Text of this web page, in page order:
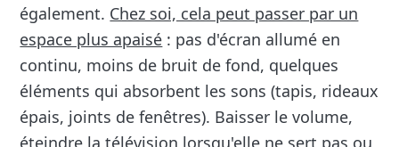
également. Chez soi, cela peut passer par un
espace plus apaisé : pas d'écran allumé en
continu, moins de bruit de fond, quelques
éléments qui absorbent les sons (tapis, rideaux
épais, joints de fenêtres). Baisser le volume,